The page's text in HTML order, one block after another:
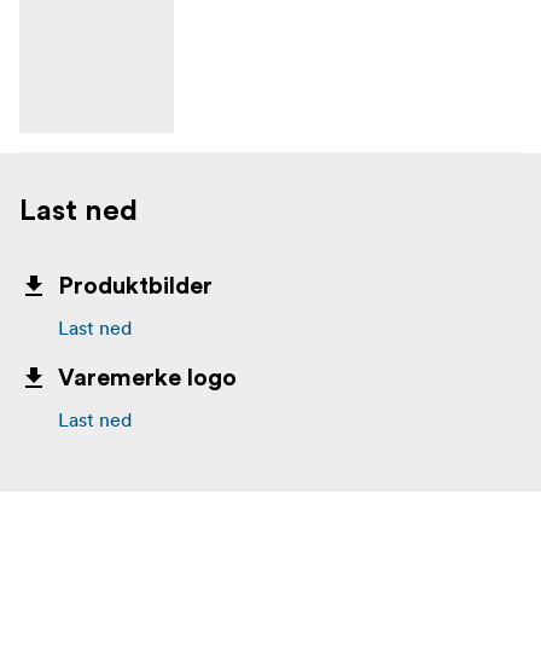
Last ned
Produktbilder
Last ned
Varemerke logo
Last ned